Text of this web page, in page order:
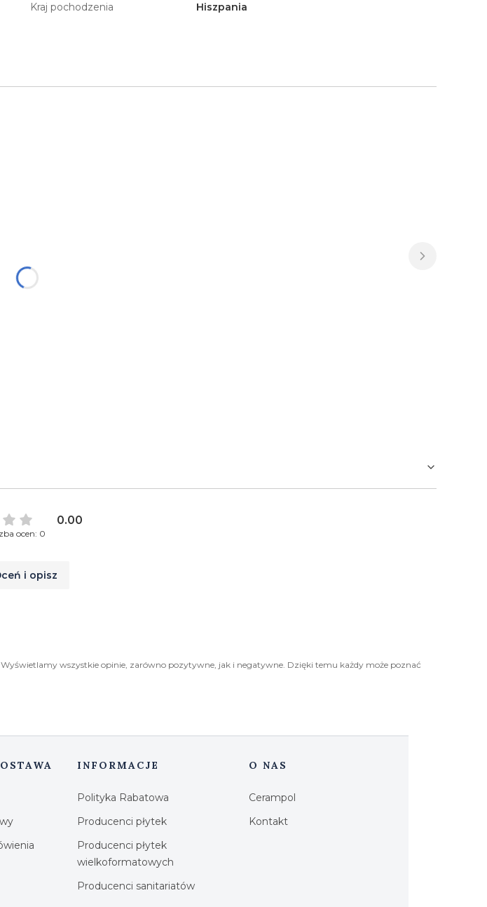
Kraj pochodzenia Hiszpania
0.00
ocen: 0
i opisz
wszystkie opinie, zarówno pozytywne, jak i negatywne. Dzięki temu każdy może poznać
INFORMACJE
Polityka Rabatowa
Producenci płytek
Producenci płytek
wielkoformatowych
Producenci sanitariatów
O NAS
Cerampol
Kontakt